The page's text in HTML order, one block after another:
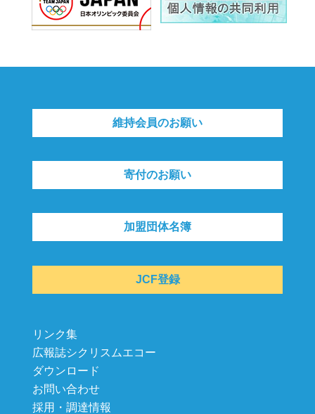
維持会員のお願い
寄付のお願い
加盟団体名簿
JCF登録
リンク集
広報誌シクリスムエコー
ダウンロード
お問い合わせ
採用・調達情報